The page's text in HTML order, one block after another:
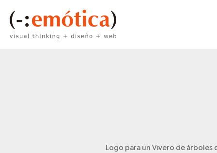
Logo para un Vivero de árboles